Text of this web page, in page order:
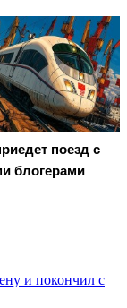
поезд с
блогерами
и покончил с